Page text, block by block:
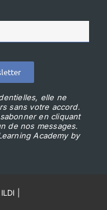
elle ne
sans votre accord.
en cliquant
de nos messages.
Academy by
ILDI